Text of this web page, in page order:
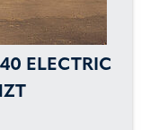
ELECTRIC